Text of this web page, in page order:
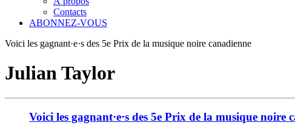
Contacts
ABONNEZ-VOUS
Voici les gagnant·e·s des 5e Prix de la musique noire canadienne
Julian Taylor
Voici les gagnant·e·s des 5e Prix de la musique noire